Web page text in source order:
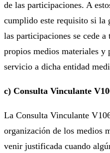
de las participaciones. A
cumplido este requisito si la
las participaciones se cede a
propios medios materiales y
servicio a dicha entidad
c) Consulta Vinculante
La Consulta Vinculante
organización de los medios
venir justificada cuando